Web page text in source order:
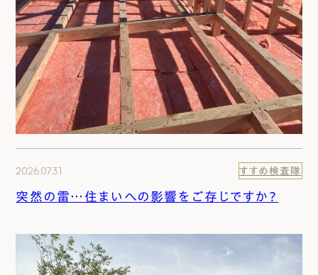
2026.07.31 すすめ検査隊
突然の雷…住まいへの影響をご存じですか？